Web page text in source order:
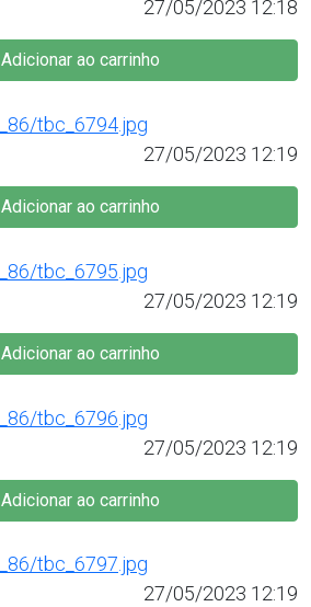
27/05/2023 12:18
Adicionar ao carrinho
27/05/2023 12:19
Adicionar ao carrinho
27/05/2023 12:19
Adicionar ao carrinho
27/05/2023 12:19
Adicionar ao carrinho
27/05/2023 12:19